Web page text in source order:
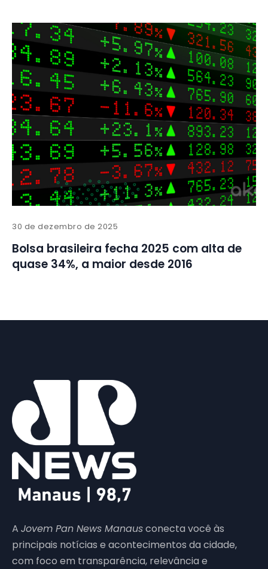
30 de dezembro de 2025
Bolsa brasileira fecha 2025 com alta de
quase 34%, a maior desde 2016
A Jovem Pan News Manausconecta você às
principais notícias e acontecimentos da cidade,
com foco em transparência, relevância e